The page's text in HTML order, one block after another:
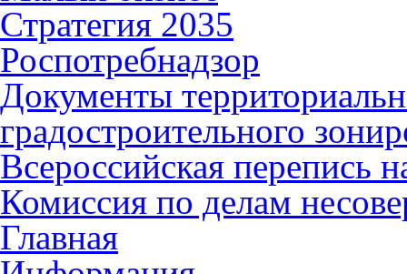
Стратегия 2035
Роспотребнадзор
Документы
градостроительного
Всероссийская перепись
Комиссия по делам
Главная